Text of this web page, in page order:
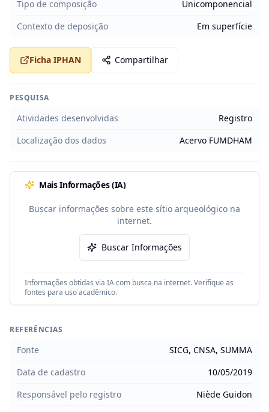
Tipo de composição
Unicomponencial
Contexto de deposição
Em superfície
Ficha IPHAN Compartilhar
PESQUISA
Atividades desenvolvidas
Registro
Localização dos dados
Acervo FUMDHAM
Mais Informações (IA)
Buscar informações sobre este sítio arqueológico na
internet.
Buscar Informações
Informações obtidas via IA com busca na internet. Verifique as
fontes para uso acadêmico.
REFERÊNCIAS
Fonte
SICG, CNSA, SUMMA
Data de cadastro
10/05/2019
Responsável pelo registro
Niède Guidon